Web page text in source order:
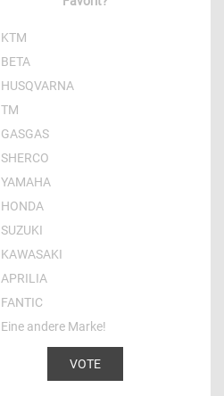
KTM
BETA
HUSQVARNA
TM
GASGAS
SHERCO
YAMAHA
HONDA
SUZUKI
KAWASAKI
APRILIA
FANTIC
Eine andere Marke!